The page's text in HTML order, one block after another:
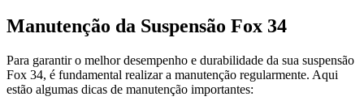
Manutenção da Suspensão Fox 34
Para garantir o melhor desempenho e durabilidade da sua suspensão
Fox 34, é fundamental realizar a manutenção regularmente. Aqui
estão algumas dicas de manutenção importantes: